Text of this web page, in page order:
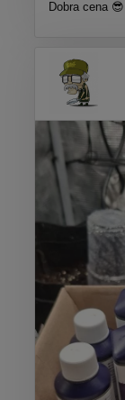
Dobra cena 😎